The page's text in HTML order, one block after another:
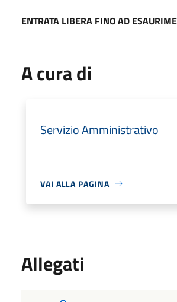
ENTRATA LIBERA FINO AD
A cura di
Servizio Amministrativo
VAI ALLA PAGINA
Allegati